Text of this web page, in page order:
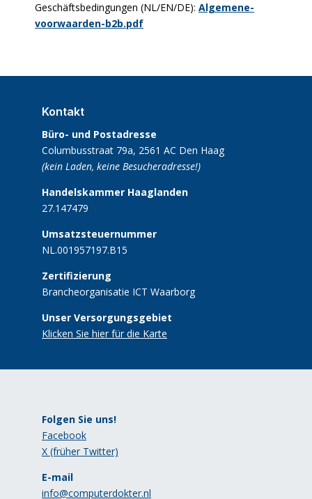
Geschäftsbedingungen (NL/EN/DE): Algemene-
voorwaarden-b2b.pdf
Kontakt
Büro- und Postadresse
Columbusstraat 79a, 2561 AC Den Haag
(kein Laden, keine Besucheradresse!)
Handelskammer Haaglanden
27.147479
Umsatzsteuernummer
NL.001957197.B15
Zertifizierung
Brancheorganisatie ICT Waarborg
Unser Versorgungsgebiet
Klicken Sie hier für die Karte
Folgen Sie uns!
Facebook
X (früher Twitter)
E-mail
info@computerdokter.nl